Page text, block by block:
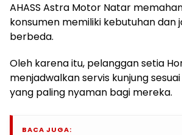
AHASS Astra Motor Natar
konsumen memiliki kebutuhan dan
berbeda.
Oleh karena itu, pelanggan setia
menjadwalkan servis kunjung
yang paling nyaman bagi mereka.
BACA JUGA: